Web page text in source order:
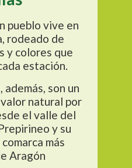
pueblo vive en
rodeado de
y colores que
estación.
además, son un
natural por
el valle del
y su
más
Aragón